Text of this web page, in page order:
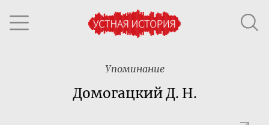
Упоминание
Домогацкий Д. Н.